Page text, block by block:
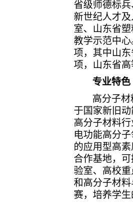
省级师德标
新世纪人才
室、山东省
教学示范中
项，其中山
项，山东省高
专业特色
高分子
于国家新旧
高分子材料
电功能高分
的应用型高
合作基地，
验室、高校
和高分子材
赛，培养学生